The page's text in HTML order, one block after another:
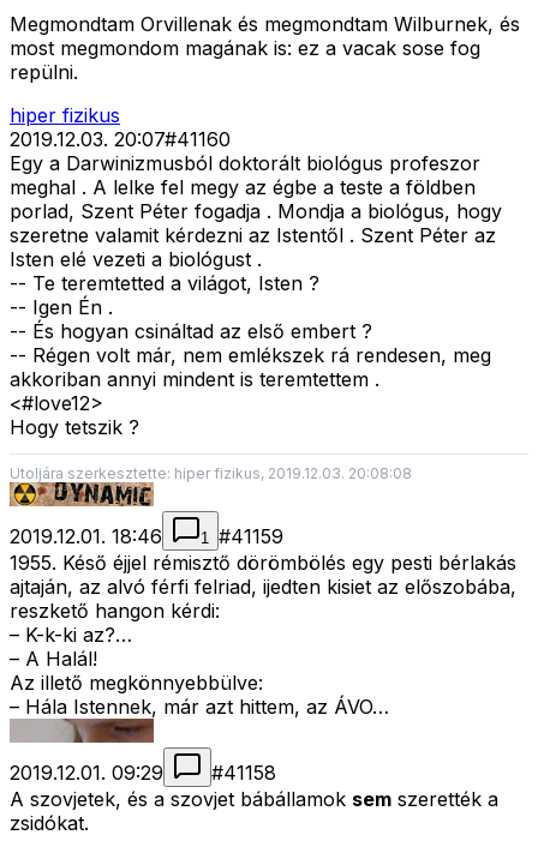
Megmondtam Orvillenak és megmondtam Wilburnek, és
most megmondom magának is: ez a vacak sose fog
repülni.
hiper fizikus
2019.12.03. 20:07#41160
Egy a Darwinizmusból doktorált biológus profeszor
meghal . A lelke fel megy az égbe a teste a földben
porlad, Szent Péter fogadja . Mondja a biológus, hogy
szeretne valamit kérdezni az Istentől . Szent Péter az
Isten elé vezeti a biológust .
-- Te teremtetted a világot, Isten ?
-- Igen Én .
-- És hogyan csináltad az első embert ?
-- Régen volt már, nem emlékszek rá rendesen, meg
akkoriban annyi mindent is teremtettem .
<#love12>
Hogy tetszik ?
Utoljára szerkesztette: hiper fizikus, 2019.12.03. 20:08:08
2019.12.01. 18:46 1 #41159
1955. Késő éjjel rémisztő dörömbölés egy pesti bérlakás
ajtaján, az alvó férfi felriad, ijedten kisiet az előszobába,
reszkető hangon kérdi:
– K-k-ki az?…
– A Halál!
Az illető megkönnyebbülve:
– Hála Istennek, már azt hittem, az ÁVO…
2019.12.01. 09:29 #41158
A szovjetek, és a szovjet bábállamok sem szerették a
zsidókat.